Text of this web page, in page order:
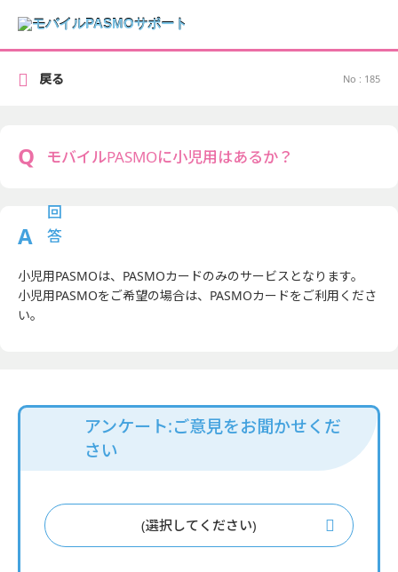
No : 185
モバイルPASMOに小児用はあるか？
小児用PASMOは、PASMOカードのみのサービスとなります。
小児用PASMOをご希望の場合は、PASMOカードをご利用くださ
い。
戻る
アンケート:ご意見をお聞かせくだ
さい
(選択してください)